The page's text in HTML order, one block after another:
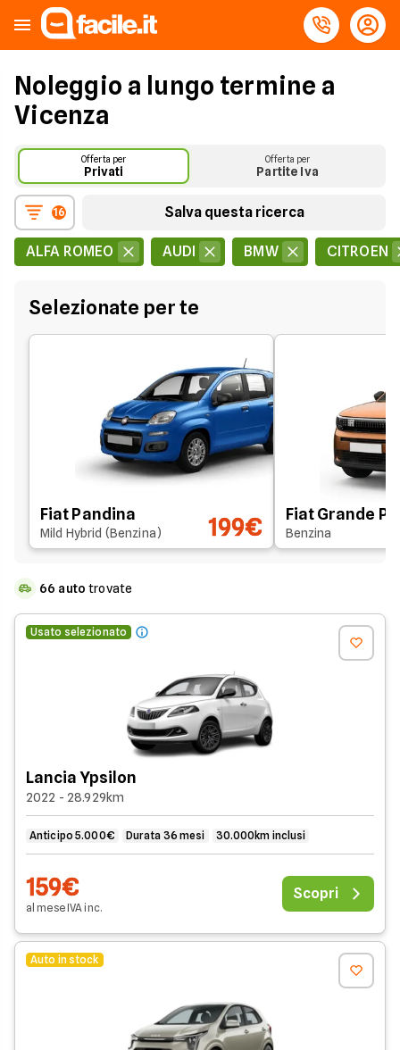
Noleggio a lungo termine a
Vicenza
Offerta per
Privati
Offerta per
Partite Iva
16 Salva questa ricerca
ALFA ROMEO AUDI BMW CITROEN
Selezionate per te
Fiat Pandina
Mild Hybrid (Benzina) 199€ Fiat Grande
Benzina
66 auto trovate
Usato selezionato
Lancia Ypsilon
2022 - 28.929km
Anticipo 5.000€ Durata 36 mesi 30.000km inclusi
159€
al meseIVAinc.
Scopri
Auto in stock